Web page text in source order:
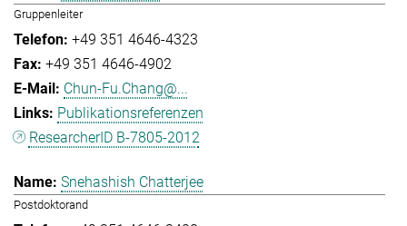
Gruppenleiter
+49 351 4646-4323
+49 351 4646-4902
Chun-Fu.Chang@...
Publikationsreferenzen
ResearcherID B-7805-2012
Snehashish Chatterjee
Postdoktorand